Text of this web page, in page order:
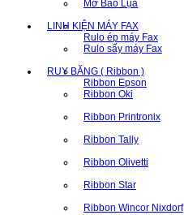
Mỡ Bao Lụa
LINH KIỆN MÁY FAX
Rulo ép máy Fax
Rulo sấy máy Fax
RUY BĂNG ( Ribbon )
Ribbon Epson
Ribbon Oki
Ribbon Printronix
Ribbon Tally
Ribbon Olivetti
Ribbon Star
Ribbon Wincor Nixdorf